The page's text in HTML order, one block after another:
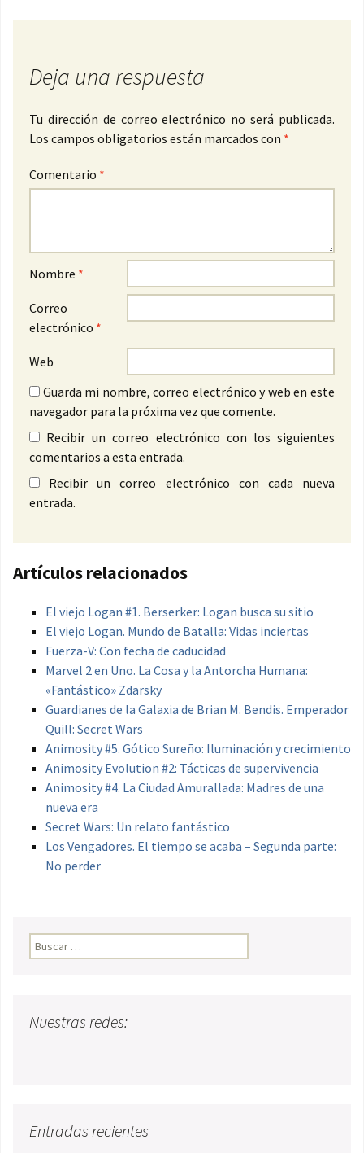
Deja una respuesta
Tu dirección de correo electrónico no será publicada.
Los campos obligatorios están marcados con *
Comentario *
Nombre *
Correo
electrónico *
Web
Guarda mi nombre, correo electrónico y web en este
navegador para la próxima vez que comente.
Recibir un correo electrónico con los siguientes
comentarios a esta entrada.
Recibir un correo electrónico con cada nueva
entrada.
Artículos relacionados
El viejo Logan #1. Berserker: Logan busca su sitio
El viejo Logan. Mundo de Batalla: Vidas inciertas
Fuerza-V: Con fecha de caducidad
Marvel 2 en Uno. La Cosa y la Antorcha Humana:
«Fantástico» Zdarsky
Guardianes de la Galaxia de Brian M. Bendis. Emperador
Quill: Secret Wars
Animosity #5. Gótico Sureño: Iluminación y crecimiento
Animosity Evolution #2: Tácticas de supervivencia
Animosity #4. La Ciudad Amurallada: Madres de una
nueva era
Secret Wars: Un relato fantástico
Los Vengadores. El tiempo se acaba – Segunda parte:
No perder
Buscar:
Nuestras redes:
Entradas recientes